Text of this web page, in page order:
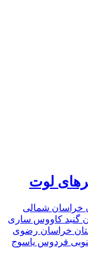
لوت
خراسان شمالی
گنبد کاووس ساری
خراسان رضوی
فردوس یاسوج